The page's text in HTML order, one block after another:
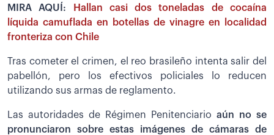
MIRA AQUÍ:
Hallan casi dos toneladas de cocaína
líquida camuflada en botellas de vinagre en localidad
fronteriza con Chile
Tras cometer el crimen, el reo brasileño intenta salir del
pabellón, pero los efectivos policiales lo reducen
utilizando sus armas de reglamento.
Las autoridades de Régimen Penitenciario aún no se
pronunciaron sobre estas imágenes de cámaras de